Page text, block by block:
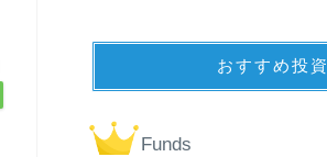
おすすめ投資
Funds